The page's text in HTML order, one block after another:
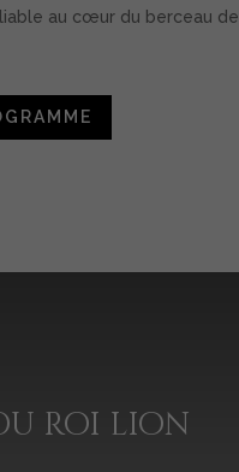
au cœur du berceau de
roi lion